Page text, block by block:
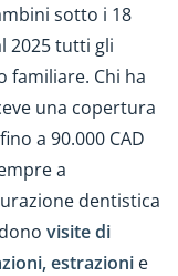
sotto i 18
2025 tutti gli
familiare. Chi ha
una copertura
a 90.000 CAD
a
dentistica
visite di
estrazioni e